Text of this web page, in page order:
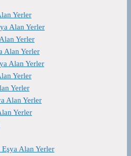
Yerler
Alan Yerler
Yerler
Alan Yerler
Alan Yerler
Yerler
Yerler
Alan Yerler
Yerler
Alan Yerler